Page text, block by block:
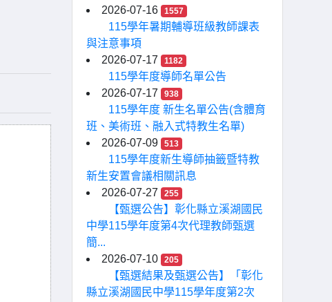
2026-07-16
1557
115學年暑期輔導班級教師課表
與注意事項
2026-07-17
1182
115學年度導師名單公告
2026-07-17
938
115學年度 新生名單公告(含體育
班、美術班、融入式特教生名單)
2026-07-09
513
115學年度新生導師抽籤暨特教
新生安置會議相關訊息
2026-07-27
255
【甄選公告】彰化縣立溪湖國民
中學115學年度第4次代理教師甄選
簡...
2026-07-10
205
【甄選結果及甄選公告】「彰化
縣立溪湖國民中學115學年度第2次